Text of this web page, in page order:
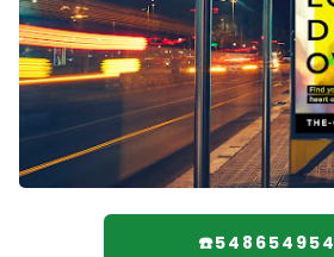
☎️548654954